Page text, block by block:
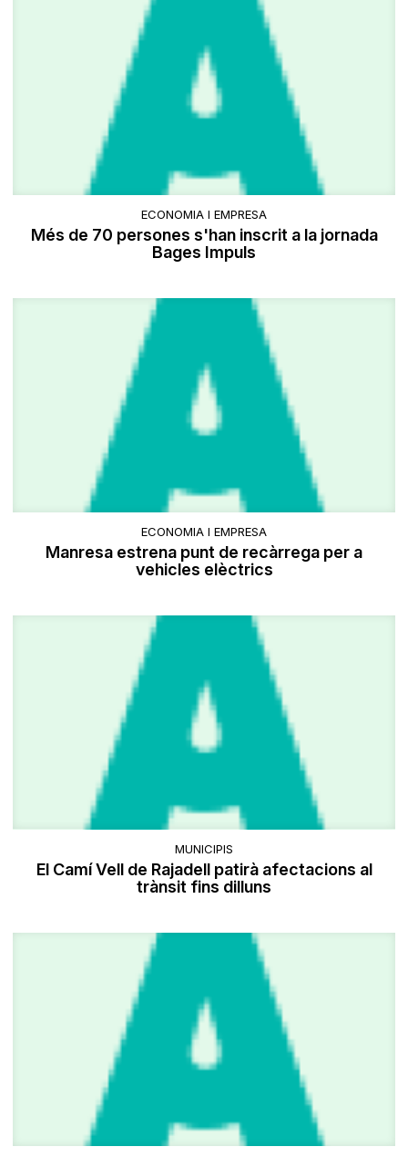
ECONOMIA I EMPRESA
Més de 70 persones s'han inscrit a la jornada
Bages Impuls
ECONOMIA I EMPRESA
Manresa estrena punt de recàrrega per a
vehicles elèctrics
MUNICIPIS
El Camí Vell de Rajadell patirà afectacions al
trànsit fins dilluns